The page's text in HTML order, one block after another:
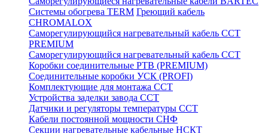
Системы обогрева TERM Греющий кабель
CHROMALOX
Саморегулирующийся нагревательный кабель ССТ
PREMIUM
Саморегулирующийся нагревательный кабель ССТ
Коробки соединительные РТВ (PREMIUM)
Соединительные коробки УСК (PROFI)
Комплектующие для монтажа ССТ
Устройства заделки завода ССТ
Датчики и регуляторы температуры ССТ
Кабели постоянной мощности СНФ
Секции нагревательные кабельные НСКТ